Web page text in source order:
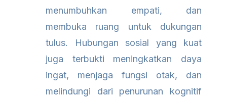
menumbuhkan empati, dan
membuka ruang untuk dukungan
tulus. Hubungan sosial yang kuat
juga terbukti meningkatkan daya
ingat, menjaga fungsi otak, dan
melindungi dari penurunan kognitif